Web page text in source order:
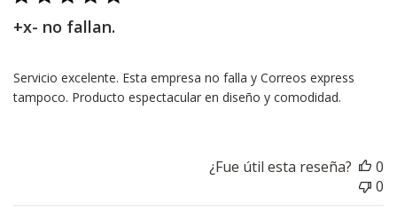
+x- no fallan.
Servicio excelente. Esta empresa no falla y Correos express
tampoco. Producto espectacular en diseño y comodidad.
¿Fue útil esta reseña?
0
0